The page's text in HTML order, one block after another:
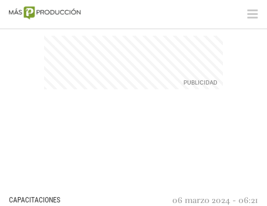
CAPACITACIONES 06 marzo 2024 - 06:21